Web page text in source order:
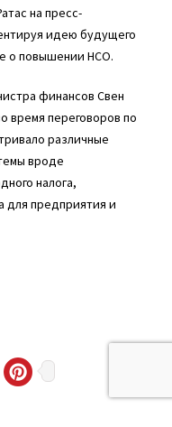
на пресс-
идею будущего
о повышении НСО.
финансов Свен
время переговоров по
различные
вроде
налога,
для предприятия и